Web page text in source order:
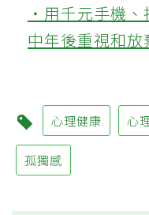
‧用千元手機、
中年後重視和
心理健康 心
孤獨感